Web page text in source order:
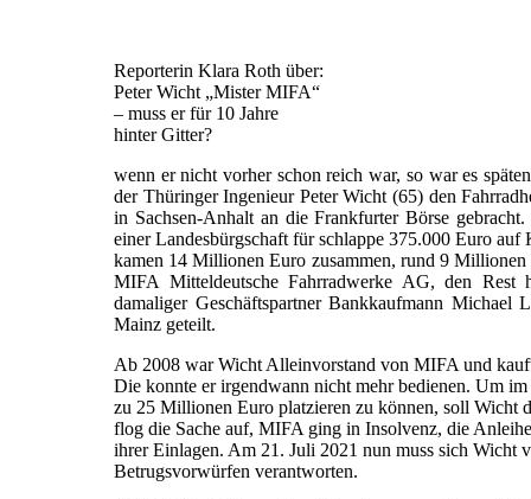
Reporterin Klara Roth über:
Peter Wicht „Mister MIFA“
– muss er für 10 Jahre
hinter Gitter?
wenn er nicht vorher schon reich war, so war es
der Thüringer Ingenieur Peter Wicht (65) den
in Sachsen-Anhalt an die Frankfurter Börse
einer Landesbürgschaft für schlappe 375.000 Euro
kamen 14 Millionen Euro zusammen, rund 9
MIFA Mitteldeutsche Fahrradwerke AG, den
damaliger Geschäftspartner Bankkaufmann Michael
Mainz geteilt.
Ab 2008 war Wicht Alleinvorstand von MIFA und
Die konnte er irgendwann nicht mehr bedienen. Um
zu 25 Millionen Euro platzieren zu können, soll Wicht
flog die Sache auf, MIFA ging in Insolvenz, die
ihrer Einlagen. Am 21. Juli 2021 nun muss sich Wicht
Betrugsvorwürfen verantworten.